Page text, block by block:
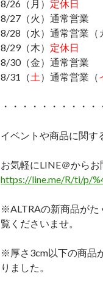
8/26（月） 定休日
8/27（火）通常営業
8/28（水）通常営業（
8/29（木） 定休日
8/30（金）通常営業
8/31（土 ）通常営業（
・・・・・・・・・・
イベントや商品に関す
お気軽にLINE＠からお
https://line.me/R/ti/p/
※ALTRAの新商品がた
覧くださいませ。
※厚さ3cm以下の商品
りました。